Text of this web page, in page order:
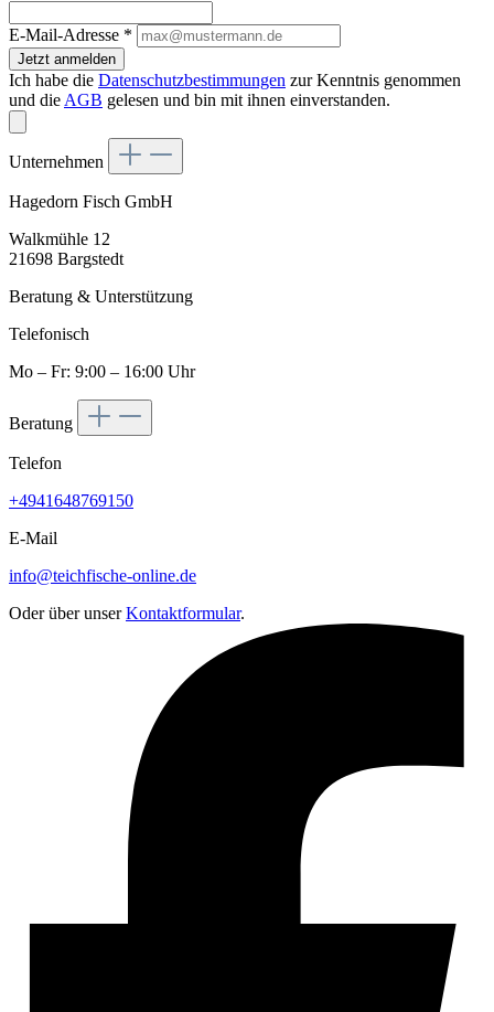
E-Mail-Adresse *
Jetzt anmelden
Ich habe die Datenschutzbestimmungen zur Kenntnis genommen
und die AGB gelesen und bin mit ihnen einverstanden.
Unternehmen
Hagedorn Fisch GmbH
Walkmühle 12
21698 Bargstedt
Beratung & Unterstützung
Telefonisch
Mo – Fr: 9:00 – 16:00 Uhr
Beratung
Telefon
+4941648769150
E-Mail
info@teichfische-online.de
Oder über unserKontaktformular.